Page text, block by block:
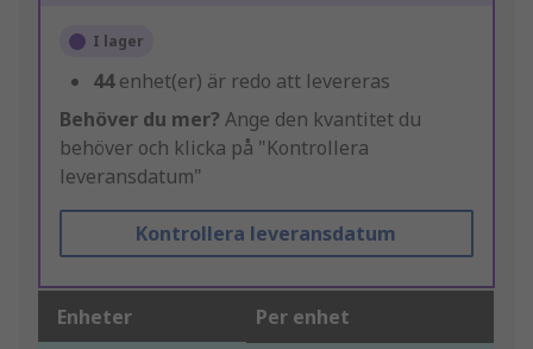
I lager
44enhet(er) är redo att levereras
Behöver du mer? Ange den kvantitet du
behöver och klicka på "Kontrollera
leveransdatum"
Kontrollera leveransdatum
Enheter Per enhet